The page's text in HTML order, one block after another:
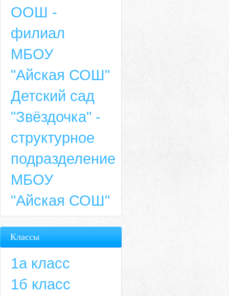
ООШ -
филиал
МБОУ
"Айская СОШ"
Детский сад
"Звёздочка" -
структурное
подразделение
МБОУ
"Айская СОШ"
Классы
1а класс
1б класс